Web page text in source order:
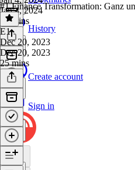
History
Create account
Sign in
Jan 4, 2024
22 mins
#1 Finance Transformation: Ganz
E1·
Dec 20, 2023
Dec 20, 2023
25 mins